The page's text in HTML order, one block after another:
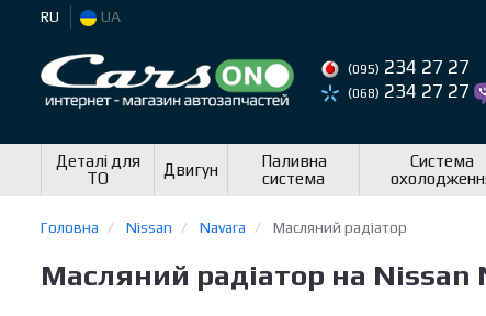
RU UA
(095) 234 27 27
(068) 234 27 27
Деталі для
ТО
Двигун
Паливна
система
Система
Головна Nissan Navara Масляний радіатор
Масляний радіатор на Nissan